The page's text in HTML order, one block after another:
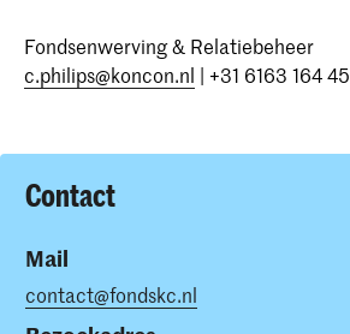
Fondsenwerving & Relatiebeheer
c.philips@koncon.nl | +31 6163 164 45
Contact
Mail
contact@fondskc.nl